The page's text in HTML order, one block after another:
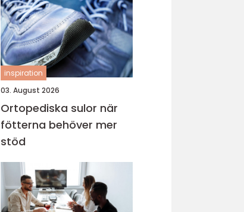
inspiration
03. August 2026
Ortopediska sulor när
fötterna behöver mer
stöd